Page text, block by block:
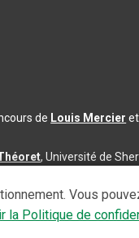
de Louis Mercier et
, Université de
2026-08-03
Vous
la Politique de